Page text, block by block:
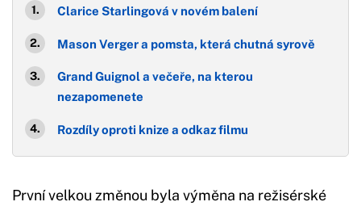
Clarice Starlingová v novém balení
Mason Verger a pomsta, která chutná syrově
Grand Guignol a večeře, na kterou
nezapomenete
Rozdíly oproti knize a odkaz filmu
První velkou změnou byla výměna na režisérské